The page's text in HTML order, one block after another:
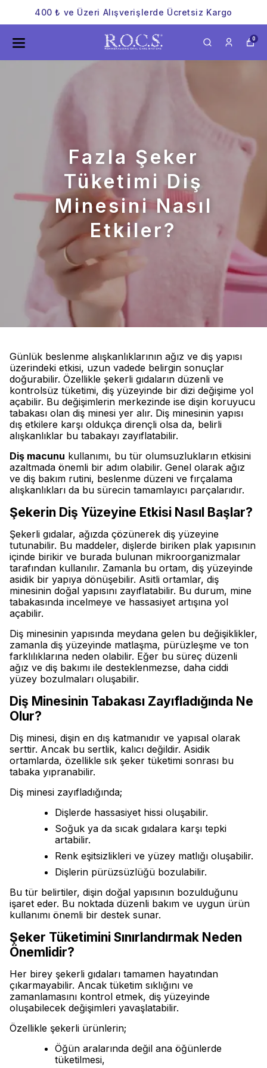
400 ₺ ve Üzeri Alışverişlerde Ücretsiz Kargo
0
Fazla Şeker
Tüketimi Diş
Minesini Nasıl
Etkiler?
Günlük beslenme alışkanlıklarının ağız ve diş yapısı
üzerindeki etkisi, uzun vadede belirgin sonuçlar
doğurabilir. Özellikle şekerli gıdaların düzenli ve
kontrolsüz tüketimi, diş yüzeyinde bir dizi değişime yol
açabilir. Bu değişimlerin merkezinde ise dişin koruyucu
tabakası olan diş minesi yer alır. Diş minesinin yapısı
dış etkilere karşı oldukça dirençli olsa da, belirli
alışkanlıklar bu tabakayı zayıflatabilir.
Diş macunu kullanımı, bu tür olumsuzlukların etkisini
azaltmada önemli bir adım olabilir. Genel olarak ağız
ve diş bakım rutini, beslenme düzeni ve fırçalama
alışkanlıkları da bu sürecin tamamlayıcı parçalarıdır.
Şekerin Diş Yüzeyine Etkisi Nasıl Başlar?
Şekerli gıdalar, ağızda çözünerek diş yüzeyine
tutunabilir. Bu maddeler, dişlerde biriken plak yapısının
içinde birikir ve burada bulunan mikroorganizmalar
tarafından kullanılır. Zamanla bu ortam, diş yüzeyinde
asidik bir yapıya dönüşebilir. Asitli ortamlar, diş
minesinin doğal yapısını zayıflatabilir. Bu durum, mine
tabakasında incelmeye ve hassasiyet artışına yol
açabilir.
Diş minesinin yapısında meydana gelen bu değişiklikler,
zamanla diş yüzeyinde matlaşma, pürüzleşme ve ton
farklılıklarına neden olabilir. Eğer bu süreç düzenli
ağız ve diş bakımı ile desteklenmezse, daha ciddi
yüzey bozulmaları oluşabilir.
Diş Minesinin Tabakası Zayıfladığında Ne
Olur?
Diş minesi, dişin en dış katmanıdır ve yapısal olarak
serttir. Ancak bu sertlik, kalıcı değildir. Asidik
ortamlarda, özellikle sık şeker tüketimi sonrası bu
tabaka yıpranabilir.
Diş minesi zayıfladığında;
Dişlerde hassasiyet hissi oluşabilir.
Soğuk ya da sıcak gıdalara karşı tepki
artabilir.
Renk eşitsizlikleri ve yüzey matlığı oluşabilir.
Dişlerin pürüzsüzlüğü bozulabilir.
Bu tür belirtiler, dişin doğal yapısının bozulduğunu
işaret eder. Bu noktada düzenli bakım ve uygun ürün
kullanımı önemli bir destek sunar.
Şeker Tüketimini Sınırlandırmak Neden
Önemlidir?
Her birey şekerli gıdaları tamamen hayatından
çıkarmayabilir. Ancak tüketim sıklığını ve
zamanlamasını kontrol etmek, diş yüzeyinde
oluşabilecek değişimleri yavaşlatabilir.
Özellikle şekerli ürünlerin;
Öğün aralarında değil ana öğünlerde
tüketilmesi,